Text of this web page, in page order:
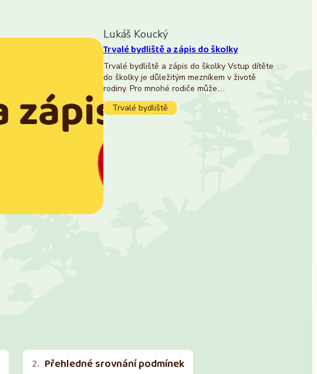
Lukáš Koucký
Trvalé bydliště a zápis do školky
Trvalé bydliště a zápis do školky Vstup dítěte
do školky je důležitým mezníkem v životě
rodiny. Pro mnohé rodiče může…
Trvalé bydliště
Přehledné srovnání podmínek